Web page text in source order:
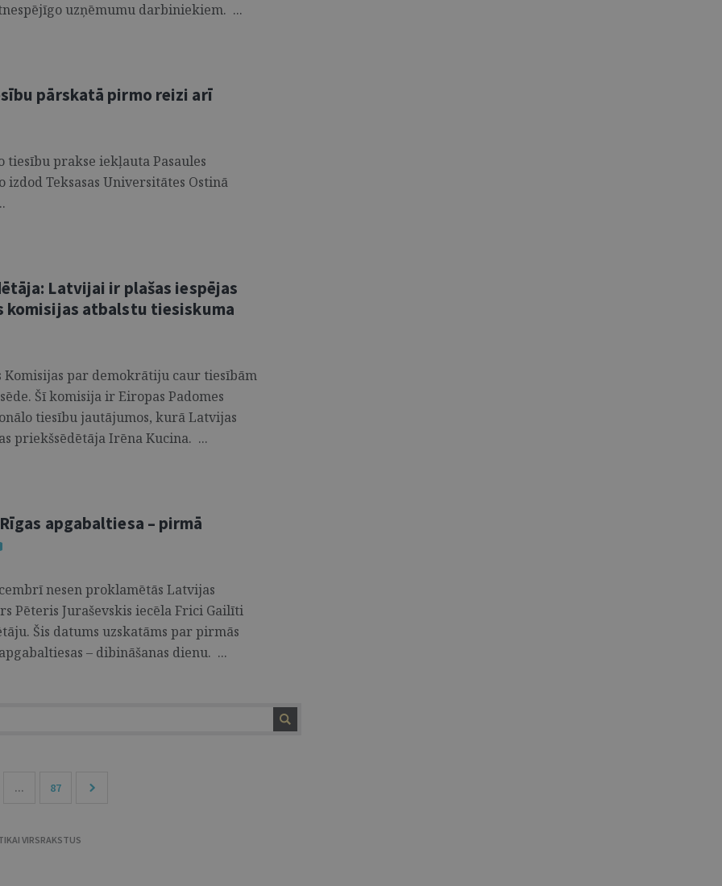
uzņēmumu darbiniekiem. ...
pārskatā pirmo reizi arī
prakse iekļauta Pasaules
Teksasas Universitātes Ostinā
Latvijai ir plašas iespējas
komisijas atbalstu tiesiskuma
Komisijas par demokrātiju caur tiesībām
Šī komisija ir Eiropas Padomes
tiesību jautājumos, kurā Latvijas
priekšsēdētāja Irēna Kucina. ...
apgabaltiesa – pirmā
nesen proklamētās Latvijas
Pēteris Juraševskis iecēla Frici Gailīti
Šis datums uzskatāms par pirmās
– dibināšanas dienu. ...
... 87
VIRSRAKSTUS